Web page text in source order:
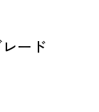
ード